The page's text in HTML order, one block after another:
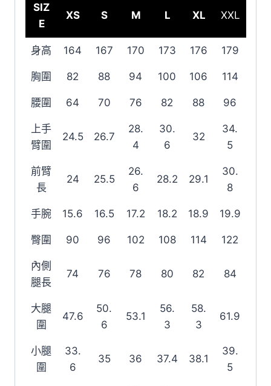
SIZ
E
XS S M L XL XXL
身高 164 167 170 173 176 179
胸圍 82 88 94 100 106 114
腰圍 64 70 76 82 88 96
上手
臂圍
24.5 26.7
28.
4
30.
6
32
34.
5
前臂
長
24 25.5
26.
6
28.2 29.1
30.
8
手腕 15.6 16.5 17.2 18.2 18.9 19.9
臀圍 90 96 102 108 114 122
內側
腿長
74 76 78 80 82 84
大腿
圍
47.6
50.
6
53.1
56.
3
58.
3
61.9
小腿
圍
33.
6
35 36 37.4 38.1
39.
5